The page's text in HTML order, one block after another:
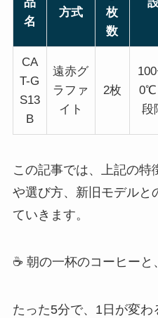
名
方式
枚
数
CA
T-G
S13
B
遠赤グ
ラファ
イト
2枚
0℃
段
この記事では、上記の特
や選び方、新旧モデルと
ていきます。
☕ 朝の一杯のコーヒーと
たった5分で、1日が変